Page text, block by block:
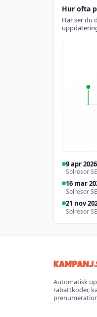
Hur ofta
Här ser du
p…
9 apr 2026
Solresor SE
16 mar
Solresor SE
21 nov
Solresor SE
Automatisk
rabattkoder,